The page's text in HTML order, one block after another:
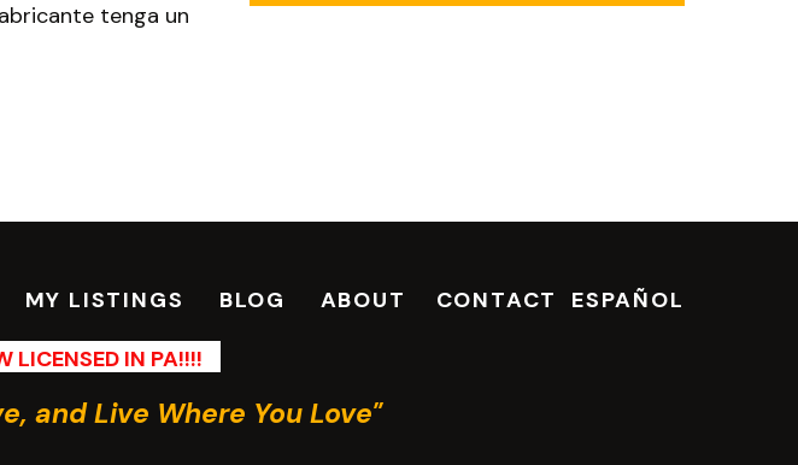
tenga un
servicios
secadora cada
CONTACT
ABOUT
BLOG
MY LISTINGS ESPAÑOL
and Live Where You Love"
LICENSED IN PA!!!!